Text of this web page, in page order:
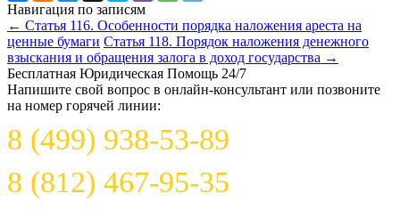
Навигация по записям
← Статья 116. Особенности порядка наложения ареста на
ценные бумаги Статья 118. Порядок наложения денежного
взыскания и обращения залога в доход государства →
Бесплатная Юридическая Помощь 24/7
Напишите свой вопрос в онлайн-консультант или позвоните
на номер горячей линии:
8 (499) 938-53-89
8 (812) 467-95-35